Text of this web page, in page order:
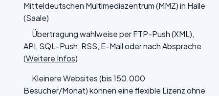
Mitteldeutschen Multimediazentrum (MMZ) in Halle
(Saale)
Übertragung wahlweise per FTP-Push (XML),
API, SQL-Push, RSS, E-Mail oder nach Absprache
(Weitere Infos)
Kleinere Websites (bis 150.000
Besucher/Monat) können eine flexible Lizenz ohne